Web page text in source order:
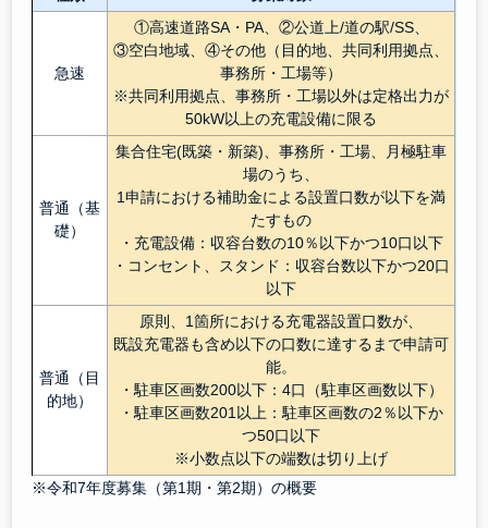
急速
①高速道路SA・PA、②公道上/道の駅/SS、
③空白地域、④その他（目的地、共同利用拠点、
事務所・工場等）
※共同利用拠点、事務所・工場以外は定格出力が
50kW以上の充電設備に限る
普通（基
礎）
集合住宅(既築・新築)、事務所・工場、月極駐車
場のうち、
1申請における補助金による設置口数が以下を満
たすもの
・充電設備：収容台数の10％以下かつ10口以下
・コンセント、スタンド：収容台数以下かつ20口
以下
普通（目
的地）
原則、1箇所における充電器設置口数が、
既設充電器も含め以下の口数に達するまで申請可
能。
・駐車区画数200以下：4口（駐車区画数以下）
・駐車区画数201以上：駐車区画数の2％以下か
つ50口以下
※小数点以下の端数は切り上げ
※令和7年度募集（第1期・第2期）の概要